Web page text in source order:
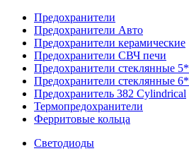
Предохранители
Предохранители Авто
Предохранители керамические
Предохранители СВЧ печи
Предохранители стеклянные
Предохранители стеклянные
Предохранитель 382 Cylindrical
Термопредохранители
Ферритовые кольца
Светодиоды